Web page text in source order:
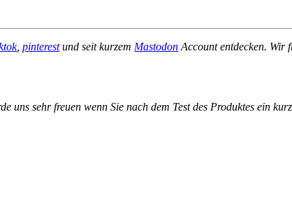
,pinterestund seit kurzem Mastodon Account entdecken. Wir
sehr freuen wenn Sie nach dem Test des Produktes ein